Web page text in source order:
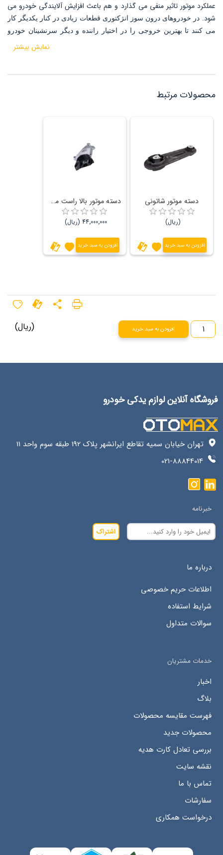
عملکرد موتور تاثیر منفی می گذارد و هم باعث افزایش آلایندگی خودرو می
شود. در خودروهای درون سوز انژکتوری قطعات زیادی در کنار یکدیگر کار
می کنند تا بهترین خروجی را در اختیار راننده و دیگر سرنشینان خودرو
قرار دهند. وجود هر کدام از این قطعات لازم و عملکرد نا مناسب یا
نمایش بیشتر
محصولات مرتبط
دسته موتور شاتونی
(ریال)
افزودن به سبد خرید
دسته موتور بالا راست مدل بالا Remex رنو ال 90
44٬000٬000 (ریال)
افزودن به سبد خرید
(ریال) افزودن به سبد خرید
فروشگاه آنلاین لوازم یدکی خودرو
تهران خیابان سمیه تقاطع ایرانشهر پلاک 192 طبقه سوم واحد 11
021-88844014
خبرنامه
اشتراک
درباره ما
اطلاعات حریم خصوصی
شرایط استفاده
سوالات متداول
خدمات مشتریان
اخبار
بلاگ
فهرست مقایسه محصولات
محصولات جدید
بررسی تعادل کارت هدیه
نقشه سایت
تماس با ما
سفارشات
درخواست همکاری